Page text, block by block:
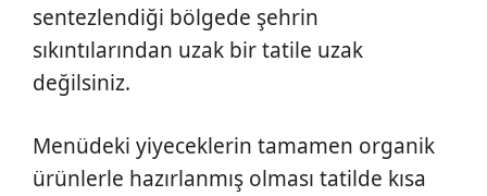
sentezlendiği bölgede şehrin
sıkıntılarından uzak bir tatile uzak
değilsiniz.
Menüdeki yiyeceklerin tamamen organik
ürünlerle hazırlanmış olması tatilde kısa